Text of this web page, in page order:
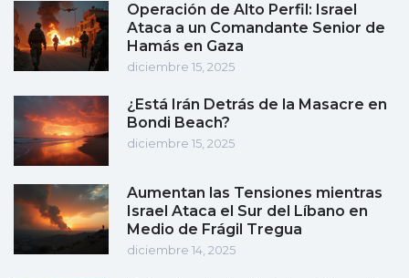
Operación de Alto Perfil: Israel
Ataca a un Comandante Senior de
Hamás en Gaza
diciembre 15, 2025
¿Está Irán Detrás de la Masacre en
Bondi Beach?
diciembre 15, 2025
Aumentan las Tensiones mientras
Israel Ataca el Sur del Líbano en
Medio de Frágil Tregua
diciembre 14, 2025